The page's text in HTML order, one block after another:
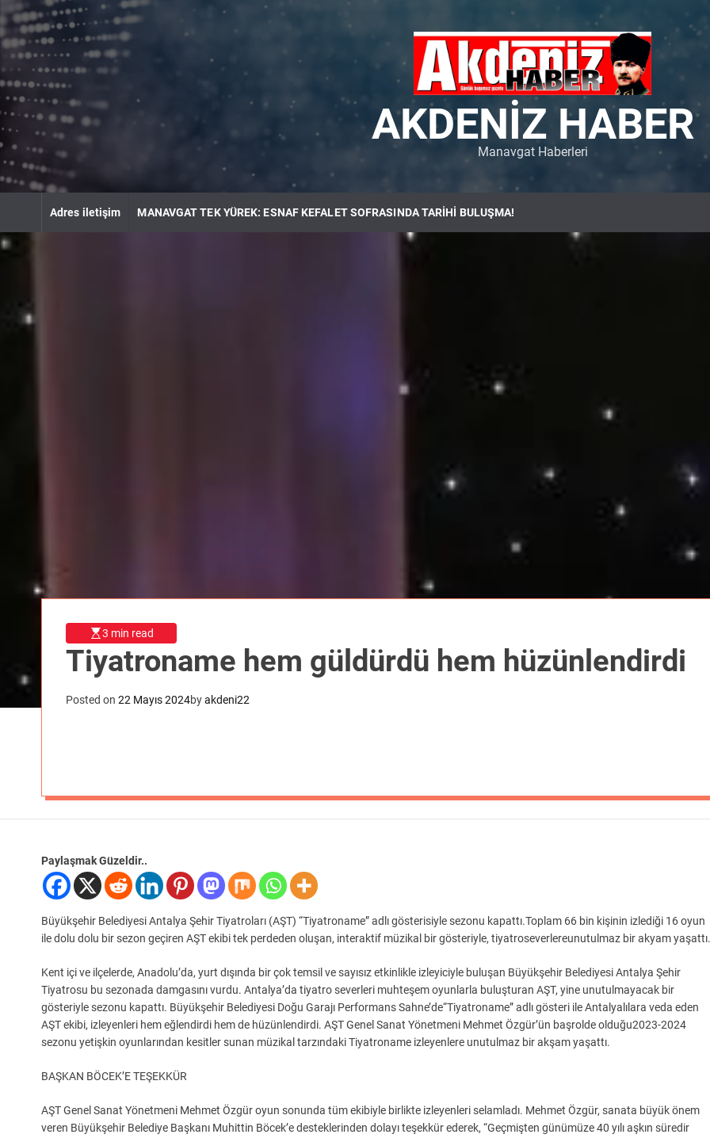
k
t
c
o
n
e
AKDENIZ HABER
Manavgat Haberleri
Adres iletişim MANAVGAT TEK YÜREK: ESNAF KEFALET SOFRASINDA TARİHİ BULUŞMA!
3 min read
Tiyatroname hem güldürdü hem hüzünlendirdi
Posted on 22 Mayıs 2024byakdeni22
Paylaşmak Güzeldir..
Büyükşehir Belediyesi Antalya Şehir Tiyatroları (AŞT) “Tiyatroname” adlı gösterisiyle sezonu kapattı.Toplam 66 bin kişinin izlediği 16 oyun
ile dolu dolu bir sezon geçiren AŞT ekibi tek perdeden oluşan, interaktif müzikal bir gösteriyle, tiyatroseverlereunutulmaz bir akyam yaşattı.
Kent içi ve ilçelerde, Anadolu’da, yurt dışında bir çok temsil ve sayısız etkinlikle izleyiciyle buluşan Büyükşehir Belediyesi Antalya Şehir
Tiyatrosu bu sezonada damgasını vurdu. Antalya’da tiyatro severleri muhteşem oyunlarla buluşturan AŞT, yine unutulmayacak bir
gösteriyle sezonu kapattı. Büyükşehir Belediyesi Doğu Garajı Performans Sahne’de“Tiyatroname” adlı gösteri ile Antalyalılara veda eden
AŞT ekibi, izleyenleri hem eğlendirdi hem de hüzünlendirdi. AŞT Genel Sanat Yönetmeni Mehmet Özgür’ün başrolde olduğu2023-2024
sezonu yetişkin oyunlarından kesitler sunan müzikal tarzındaki Tiyatroname izleyenlere unutulmaz bir akşam yaşattı.
BAŞKAN BÖCEK’E TEŞEKKÜR
AŞT Genel Sanat Yönetmeni Mehmet Özgür oyun sonunda tüm ekibiyle birlikte izleyenleri selamladı. Mehmet Özgür, sanata büyük önem
veren Büyükşehir Belediye Başkanı Muhittin Böcek’e desteklerinden dolayı teşekkür ederek, “Geçmişten günümüze 40 yılı aşkın süredir